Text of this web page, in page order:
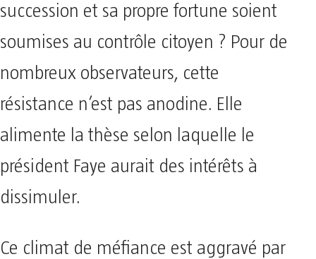
succession et sa propre fortune soient
soumises au contrôle citoyen ? Pour de
nombreux observateurs, cette
résistance n’est pas anodine. Elle
alimente la thèse selon laquelle le
président Faye aurait des intérêts à
dissimuler.
Ce climat de méfiance est aggravé par